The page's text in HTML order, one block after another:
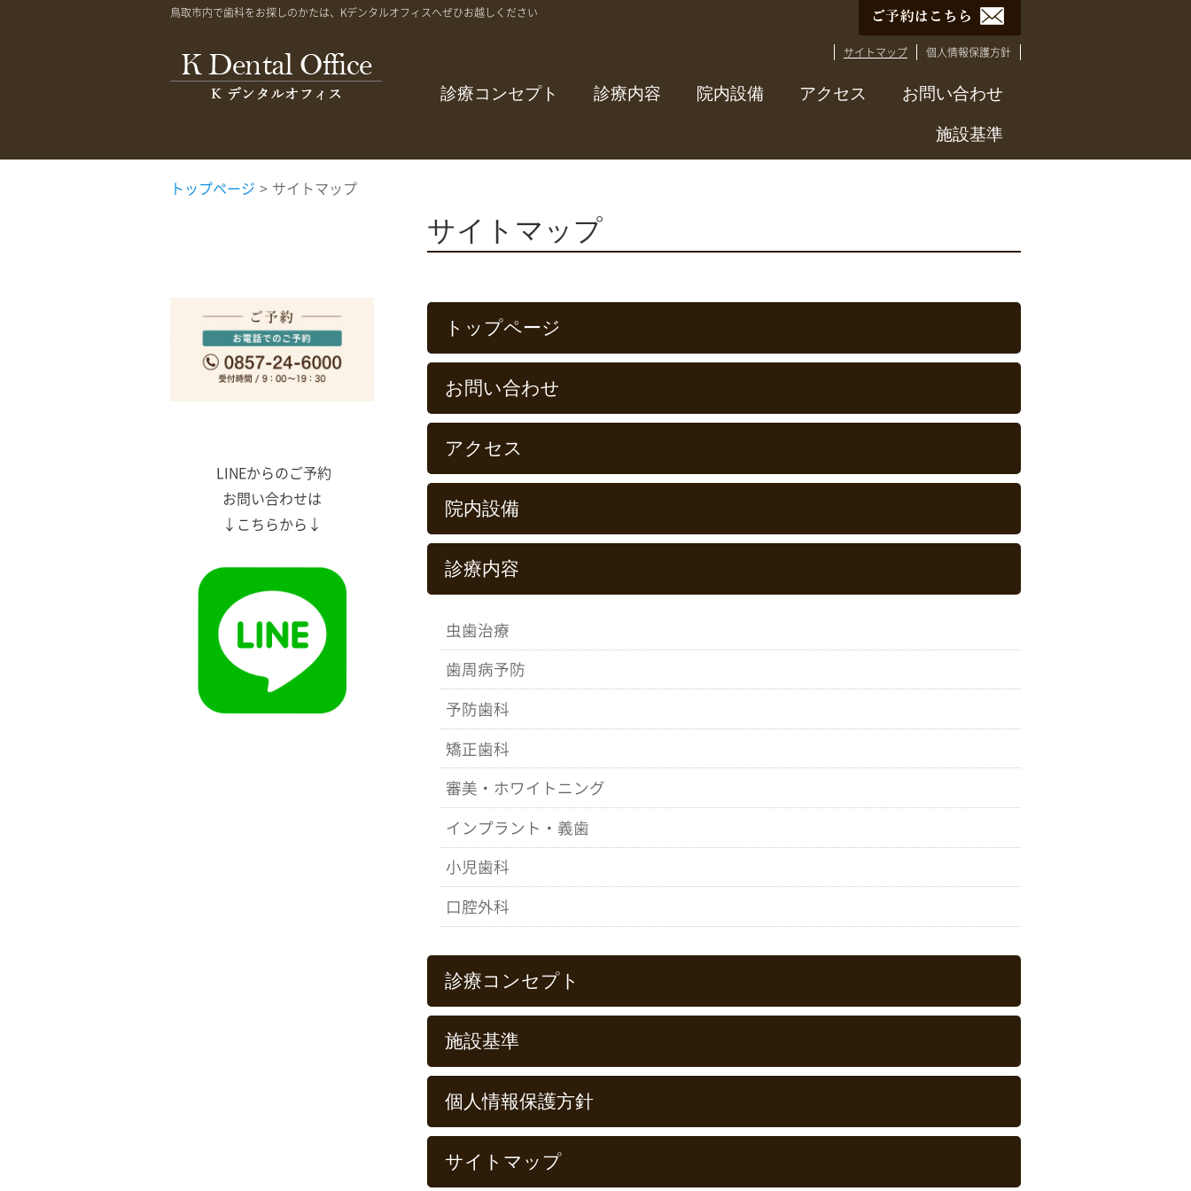
鳥取市内で歯科をお探しのかたは、Kデンタルオフィスへぜひお越しください
個人情報保護方針
サイトマップ
お問い合わせ
アクセス
院内設備
診療内容
診療コンセプト
施設基準
トップページ > サイトマップ
LINEからのご予約
お問い合わせは
↓こちらから↓
サイトマップ
トップページ
お問い合わせ
アクセス
院内設備
診療内容
虫歯治療
歯周病予防
予防歯科
矯正歯科
審美・ホワイトニング
インプラント・義歯
小児歯科
口腔外科
診療コンセプト
施設基準
個人情報保護方針
サイトマップ